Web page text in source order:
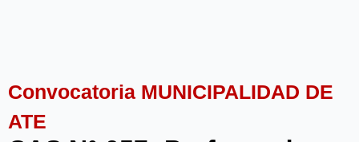
Convocatoria MUNICIPALIDAD DE
ATE